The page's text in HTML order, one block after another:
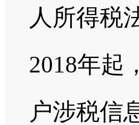
人所得税
2018年起
户涉税信